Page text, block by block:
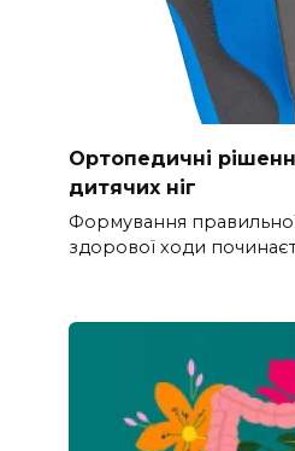
Ортопедичні
дитячих ніг
Формування
здорової ходи